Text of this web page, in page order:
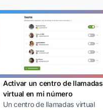
Activar un centro de llamadas
virtual en mi número
Un centro de llamadas virtual